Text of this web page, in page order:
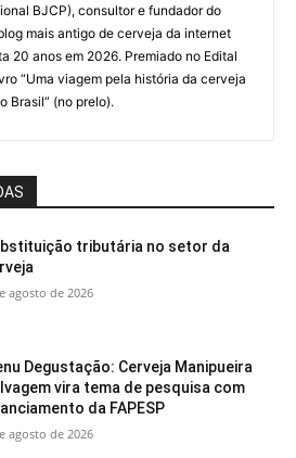
BJCP), consultor e fundador do
mais antigo de cerveja da internet
20 anos em 2026. Premiado no Edital
“Uma viagem pela história da cerveja
Brasil” (no prelo).
tributária no setor da
agosto de 2026
Degustação: Cerveja Manipueira
vira tema de pesquisa com
da FAPESP
agosto de 2026